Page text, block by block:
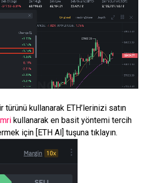
kullanarak ETH’lerinizi satın
kullanarak en basit yöntemi tercih
için [ETH Al] tuşuna tıklayın.